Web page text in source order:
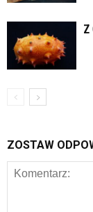
Z
ZOSTAW